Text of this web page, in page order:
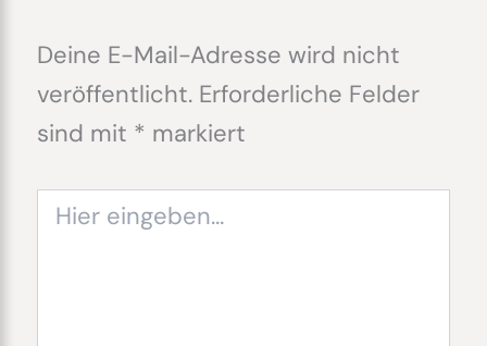
Deine E-Mail-Adresse wird nicht
veröffentlicht. Erforderliche Felder
sind mit * markiert
eingeben…